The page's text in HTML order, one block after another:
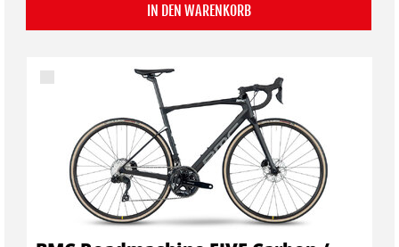
IN DEN WARENKORB